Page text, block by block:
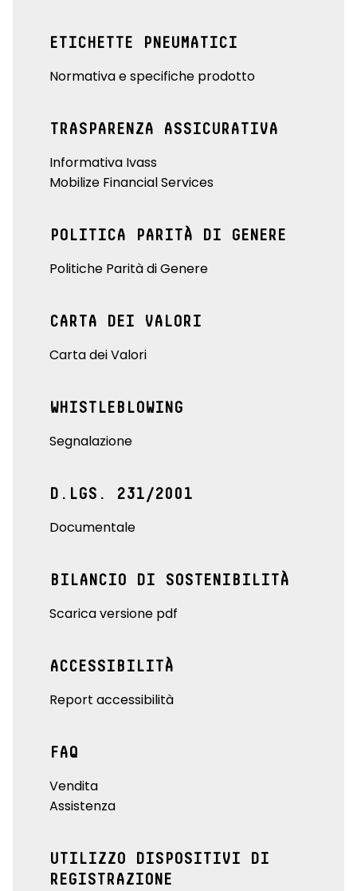
ETICHETTE PNEUMATICI
Normativa e specifiche prodotto
TRASPARENZA ASSICURATIVA
Informativa Ivass
Mobilize Financial Services
POLITICA PARITÀ DI GENERE
Politiche Parità di Genere
CARTA DEI VALORI
Carta dei Valori
WHISTLEBLOWING
Segnalazione
D.LGS. 231/2001
Documentale
BILANCIO DI SOSTENIBILITÀ
Scarica versione pdf
ACCESSIBILITÀ
Report accessibilità
FAQ
Vendita
Assistenza
UTILIZZO DISPOSITIVI DI
REGISTRAZIONE